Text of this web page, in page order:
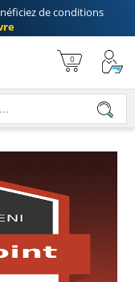
deconditions